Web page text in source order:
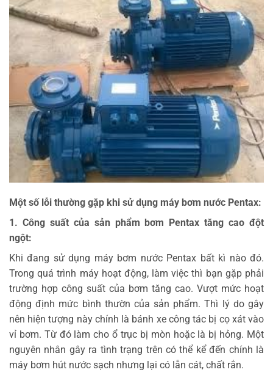
Một số lỗi thường gặp khi sử dụng máy bơm nước Pentax:
1. Công suất của sản phẩm bơm Pentax tăng cao đột
ngột:
Khi đang sử dụng máy bơm nước Pentax bất kì nào đó.
Trong quá trình máy hoạt động, làm việc thì bạn gặp phải
trường hợp công suất của bơm tăng cao. Vượt mức hoạt
động định mức bình thườn của sản phẩm. Thì lý do gây
nên hiện tượng này chính là bánh xe công tác bị cọ xát vào
vỉ bơm. Từ đó làm cho ổ trục bị mòn hoặc là bị hỏng. Một
nguyên nhân gây ra tình trạng trên có thể kể đến chính là
máy bơm hút nước sạch nhưng lại có lẫn cát, chất rắn.